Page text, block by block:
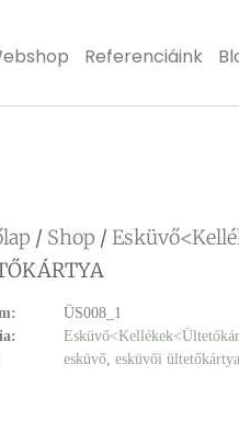
Referenciáink
/ Shop /
ÜS008_1
esküvő, esküvői ültetőkártya